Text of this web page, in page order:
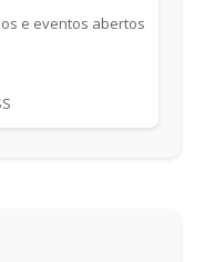
e eventos abertos